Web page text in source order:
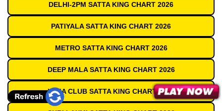
DELHI-2PM SATTA KING CHART 2026
PATIYALA SATTA KING CHART 2026
METRO SATTA KING CHART 2026
DEEP MALA SATTA KING CHART 2026
INDIA CLUB SATTA KING CHART 2026